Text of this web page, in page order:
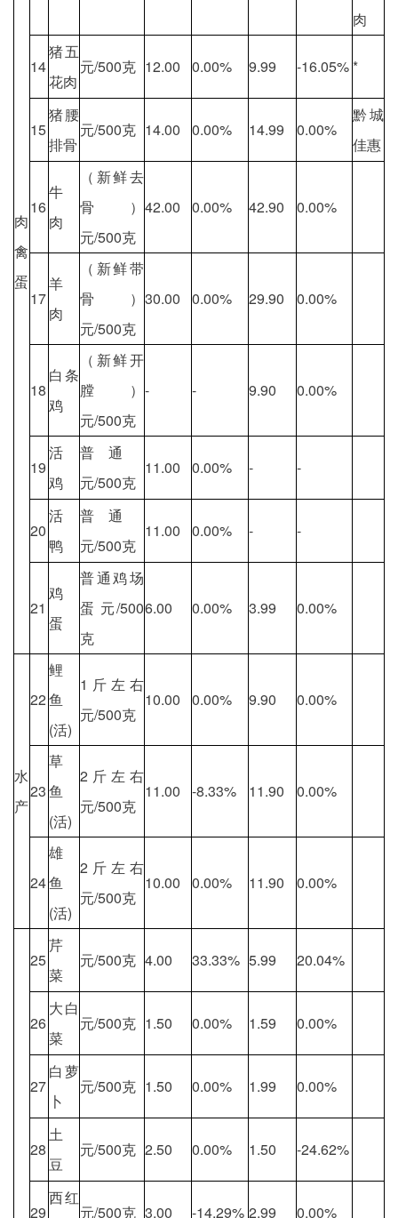
肉
禽
蛋
肉
14
猪五
花肉
元/500克 12.00 0.00% 9.99 -16.05%*
15
猪腰
排骨
元/500克 14.00 0.00% 14.99 0.00%
黔城
佳惠
16
牛
肉
（新鲜去
骨）
元/500克
42.00 0.00% 42.90 0.00%
17
羊
肉
（新鲜带
骨）
元/500克
30.00 0.00% 29.90 0.00%
18
白条
鸡
（新鲜开
膛）
元/500克
- - 9.90 0.00%
19
活
鸡
普通
元/500克
11.00 0.00% - -
20
活
鸭
普通
元/500克
11.00 0.00% - -
21
鸡
蛋
普通鸡场
蛋 元/500
克
6.00 0.00% 3.99 0.00%
水
产
22
鲤
鱼
(活)
1斤左右
元/500克
10.00 0.00% 9.90 0.00%
23
草
鱼
(活)
2斤左右
元/500克
11.00 -8.33% 11.90 0.00%
24
雄
鱼
(活)
2斤左右
元/500克
10.00 0.00% 11.90 0.00%
25
芹
菜
元/500克 4.00 33.33% 5.99 20.04%
26
大白
菜
元/500克 1.50 0.00% 1.59 0.00%
27
白萝
卜
元/500克 1.50 0.00% 1.99 0.00%
28
土
豆
元/500克 2.50 0.00% 1.50 -24.62%
29
西红
元/500克 3.00 -14.29% 2.99 0.00%